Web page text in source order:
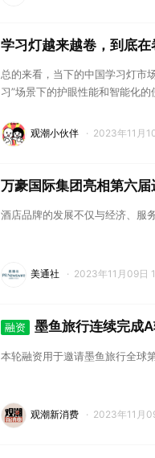
学习灯越来越卷，到底在
总的来看，当下的中国学习灯市
习”场景下的护眼性能和智能化的
观潮小伙伴 · 2023年11月
万豪国际集团亮相第六届
酒店品牌的发展不仅与经济、服
美通社 · 2023年11月09日
融资 墨鱼旅行连续完成
本轮融资用于邀请墨鱼旅行全球
观潮新消费 · 2023年11月